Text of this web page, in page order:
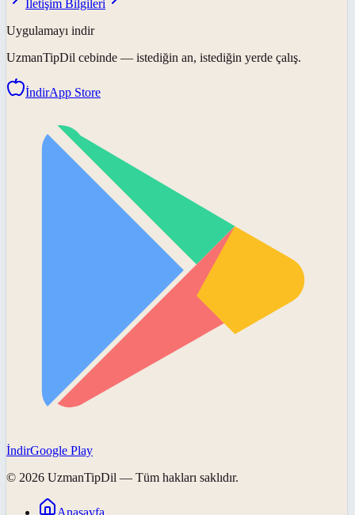
İletişim Bilgileri
Uygulamayı indir
UzmanTipDil cebinde — istediğin an, istediğin yerde çalış.
İndirApp Store
İndirGoogle Play
© 2026 UzmanTipDil — Tüm hakları saklıdır.
Anasayfa